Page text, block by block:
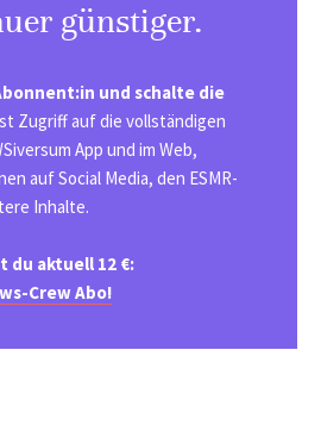
günstiger.
und schalte die
Zugriff auf die vollständigen
App und im Web,
auf Social Media, den ESMR-
Inhalte.
du aktuell 12 €:
Crew Abo!